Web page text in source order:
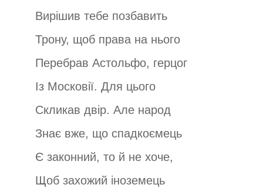
Вирішив тебе позбавить
Трону, щоб права на нього
Перебрав Астольфо, герцог
Із Московії. Для цього
Скликав двір. Але народ
Знає вже, що спадкоємець
Є законний, то й не хоче,
Щоб захожий іноземець